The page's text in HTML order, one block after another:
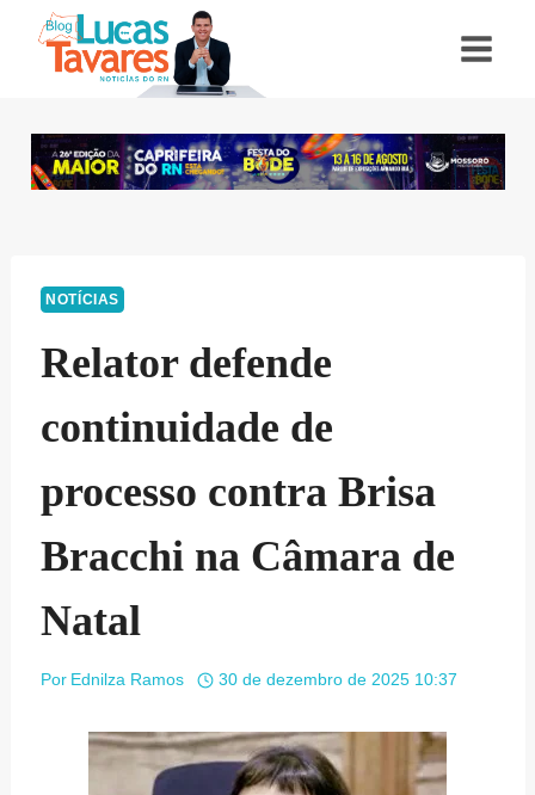
NOTÍCIAS
Relator defende
continuidade de
processo contra Brisa
Bracchi na Câmara de
Natal
Por Ednilza Ramos 30 de dezembro de 2025 10:37